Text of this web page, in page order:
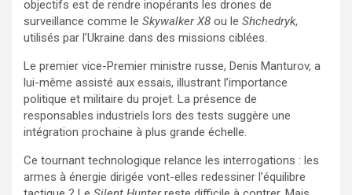
objectifs est de rendre inopérants les drones de
surveillance comme le Skywalker X8 ou le Shchedryk,
utilisés par l’Ukraine dans des missions ciblées.
Le premier vice-Premier ministre russe, Denis Manturov, a
lui-même assisté aux essais, illustrant l’importance
politique et militaire du projet. La présence de
responsables industriels lors des tests suggère une
intégration prochaine à plus grande échelle.
Ce tournant technologique relance les interrogations : les
armes à énergie dirigée vont-elles redessiner l’équilibre